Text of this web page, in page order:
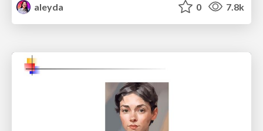
aleyda
0 7.8k